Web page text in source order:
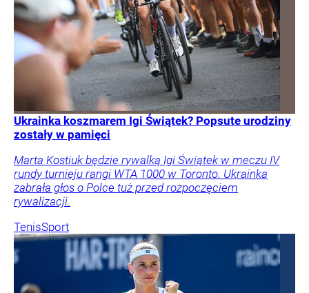
Ukrainka koszmarem Igi Świątek? Popsute urodziny
zostały w pamięci
Marta Kostiuk będzie rywalką Igi Świątek w meczu IV
rundy turnieju rangi WTA 1000 w Toronto. Ukrainka
zabrała głos o Polce tuż przed rozpoczęciem
rywalizacji.
TenisSport